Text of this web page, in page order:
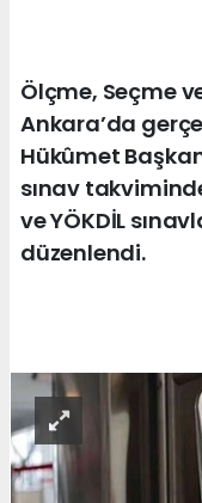
Ölçme, Seçme
Ankara’da
Hükûmet
sınav
ve YÖKDİL
düzenlendi.